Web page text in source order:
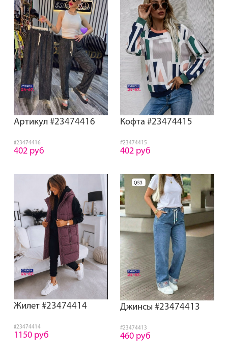
Артикул #23474416
#23474416
402 руб
Кофта #23474415
#23474415
402 руб
Жилет #23474414
#23474414
1150 руб
Джинсы #23474413
#23474413
460 руб